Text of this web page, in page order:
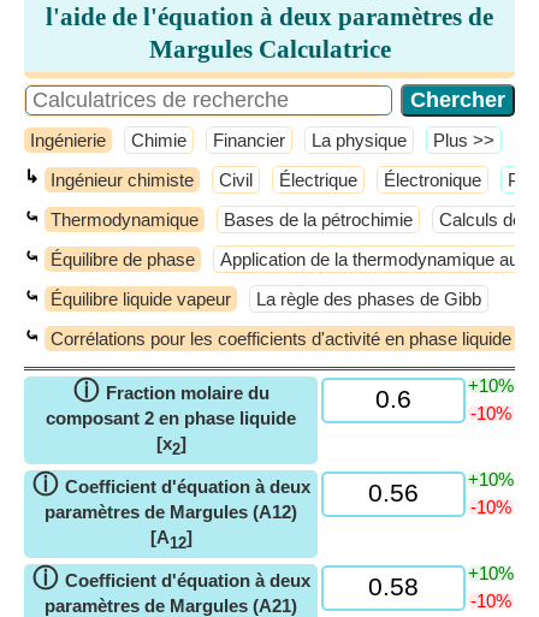
l'aide de l'équation à deux paramètres de
Margules Calculatrice
Ingénierie Chimie Financier La physique ​Plus >>
↳ Ingénieur chimiste Civil Électrique Électronique
⤿ Thermodynamique Bases de la pétrochimie Calculs de
⤿ Équilibre de phase Application de la thermodynamique aux
⤿ Équilibre liquide vapeur La règle des phases de Gibb
⤿ Corrélations pour les coefficients d'activité en phase liquide
ⓘ Fraction molaire du
composant 2 en phase liquide
[x2]
+10%
-10%
ⓘ Coefficient d'équation à deux
paramètres de Margules (A12)
[A12]
+10%
-10%
ⓘ Coefficient d'équation à deux
paramètres de Margules (A21)
+10%
-10%